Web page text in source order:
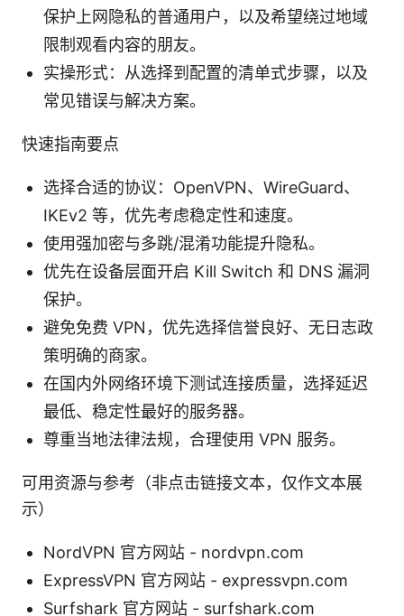
保护上网隐私的普通用户，以及希望绕过地域
限制观看内容的朋友。
实操形式：从选择到配置的清单式步骤，以及
常见错误与解决方案。
快速指南要点
选择合适的协议：OpenVPN、WireGuard、
IKEv2 等，优先考虑稳定性和速度。
使用强加密与多跳/混淆功能提升隐私。
优先在设备层面开启 Kill Switch 和 DNS 漏洞
保护。
避免免费 VPN，优先选择信誉良好、无日志政
策明确的商家。
在国内外网络环境下测试连接质量，选择延迟
最低、稳定性最好的服务器。
尊重当地法律法规，合理使用 VPN 服务。
可用资源与参考（非点击链接文本，仅作文本展
示）
NordVPN 官方网站 - nordvpn.com
ExpressVPN 官方网站 - expressvpn.com
Surfshark 官方网站 - surfshark.com